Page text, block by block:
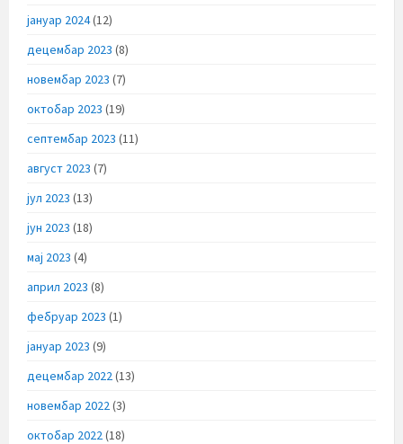
јануар 2024(12)
децембар 2023 (8)
новембар 2023 (7)
октобар 2023 (19)
септембар 2023 (11)
август 2023 (7)
јул 2023 (13)
јун 2023 (18)
мај 2023 (4)
април 2023 (8)
фебруар 2023 (1)
јануар 2023 (9)
децембар 2022(13)
новембар 2022(3)
октобар 2022(18)